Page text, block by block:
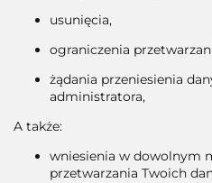
usunięcia,
ograniczenia
żądania przeniesienia
administratora,
A także:
wniesienia w dowolnym
przetwarzania Twoich